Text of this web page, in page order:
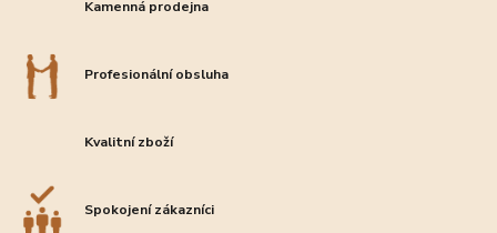
Kamenná prodejna
Profesionální obsluha
Kvalitní zboží
Spokojení zákazníci